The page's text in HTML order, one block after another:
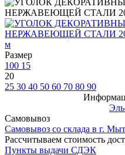
Размер
100 15
20
25 30 40 50 60 70 80 90
Самовывоз
Самовывоз со склада в г.
Рассчитываем стоимость
Пункты выдачи СДЭК